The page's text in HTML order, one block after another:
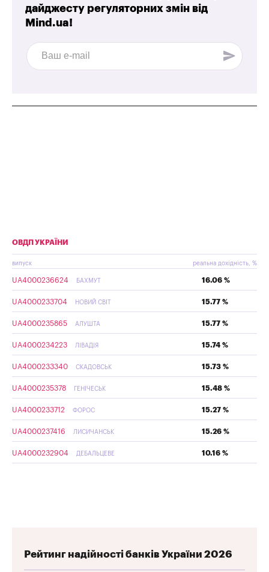
дайджесту регуляторних змін від
Mind.ua!
ОВДП УКРАЇНИ
випуск реальна дохідність, %
UA4000236624 БАХМУТ 16.06 %
UA4000233704 НОВИЙ СВІТ 15.77 %
UA4000235865 АЛУШТА 15.77 %
UA4000234223 ЛІВАДІЯ 15.74 %
UA4000233340 СКАДОВСЬК 15.73 %
UA4000235378 ГЕНІЧЕСЬК 15.48 %
UA4000233712 ФОРОС 15.27 %
UA4000237416 ЛИСИЧАНСЬК 15.26 %
UA4000232904 ДЕБАЛЬЦЕВЕ 10.16 %
Рейтинг надійності банків України 2026